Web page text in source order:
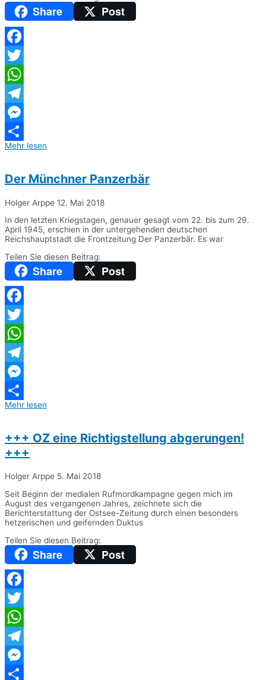
Share Post
Facebook
Twitter
WhatsApp
Telegram
Messenger
Teilen
Mehr lesen
Der Münchner Panzerbär
Holger Arppe 12. Mai 2018
In den letzten Kriegstagen, genauer gesagt vom 22. bis zum 29.
April 1945, erschien in der untergehenden deutschen
Reichshauptstadt die Frontzeitung Der Panzerbär. Es war
Teilen Sie diesen Beitrag:
Share Post
Facebook
Twitter
WhatsApp
Telegram
Messenger
Teilen
Mehr lesen
+++ OZ eine Richtigstellung abgerungen!
+++
Holger Arppe 5. Mai 2018
Seit Beginn der medialen Rufmordkampagne gegen mich im
August des vergangenen Jahres, zeichnete sich die
Berichterstattung der Ostsee-Zeitung durch einen besonders
hetzerischen und geifernden Duktus
Teilen Sie diesen Beitrag:
Share Post
Facebook
Twitter
WhatsApp
Telegram
Messenger